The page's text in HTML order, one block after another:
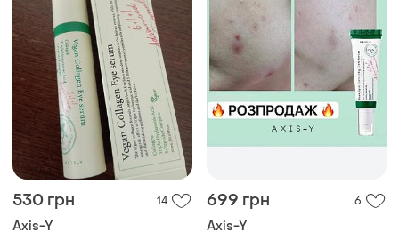
530 грн 14
Axis-Y
699 грн 6
Axis-Y